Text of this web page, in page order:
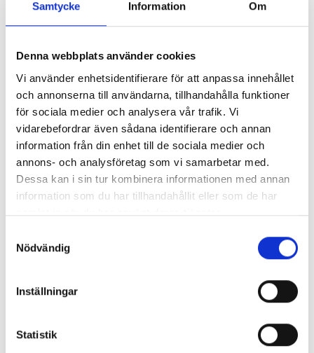
Samtycke Information Om
Denna webbplats använder cookies
Vi använder enhetsidentifierare för att anpassa innehållet
och annonserna till användarna, tillhandahålla funktioner
för sociala medier och analysera vår trafik. Vi
vidarebefordrar även sådana identifierare och annan
information från din enhet till de sociala medier och
annons- och analysföretag som vi samarbetar med.
Dessa kan i sin tur kombinera informationen med annan
information som du har tillhandahållit eller som de har
samlat in när du har använt deras tjänster.
Nödvändig
Inställningar
Statistik
Vårterminen 2027
Höstterminen 2027
Ansökan öppnar
Öppen för ansökan
Ansökan stänger
2026-08-23
KORT YH-KURS
Business Development
För en
är den främsta